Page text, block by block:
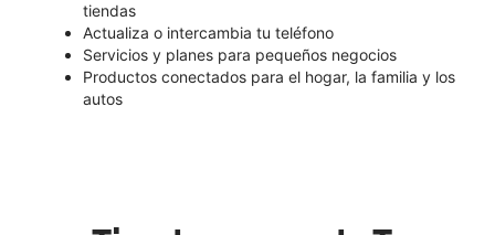
tiendas
Actualiza o intercambia tu teléfono
Servicios y planes para pequeños negocios
Productos conectados para el hogar, la familia y los
autos